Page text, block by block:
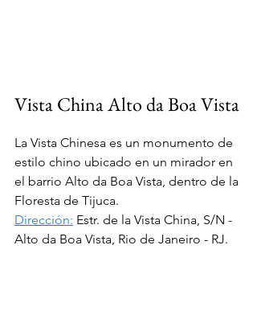
Vista China Alto da Boa Vista
La Vista Chinesa es un monumento de
estilo chino ubicado en un mirador en
el barrio Alto da Boa Vista, dentro de la
Floresta de Tijuca.
Dirección: Estr. de la Vista China, S/N -
Alto da Boa Vista, Rio de Janeiro - RJ.